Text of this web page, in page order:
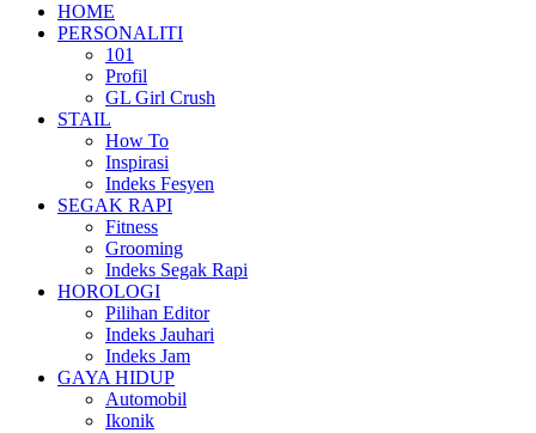
HOME
PERSONALITI
101
Profil
GL Girl Crush
STAIL
How To
Inspirasi
Indeks Fesyen
SEGAK RAPI
Fitness
Grooming
Indeks Segak Rapi
HOROLOGI
Pilihan Editor
Indeks Jauhari
Indeks Jam
GAYA HIDUP
Automobil
Ikonik